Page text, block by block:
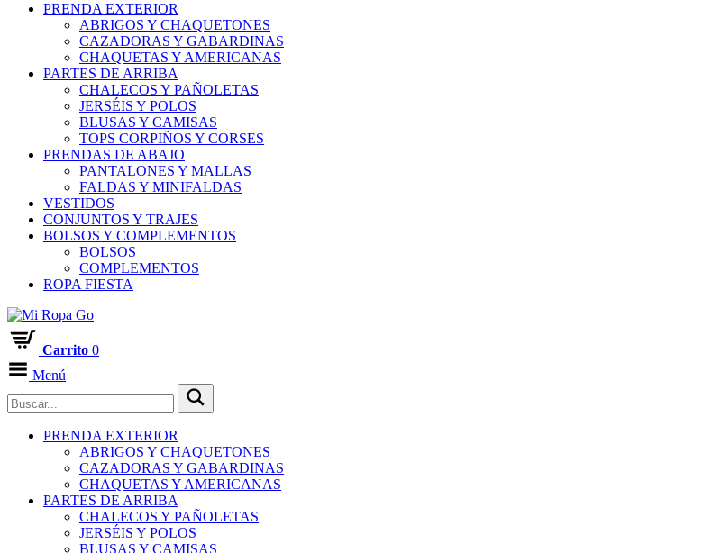
PRENDA EXTERIOR
ABRIGOS Y CHAQUETONES
CAZADORAS Y GABARDINAS
CHAQUETAS Y AMERICANAS
PARTES DE ARRIBA
CHALECOS Y PAÑOLETAS
JERSÉIS Y POLOS
BLUSAS Y CAMISAS
TOPS CORPIÑOS Y CORSES
PRENDAS DE ABAJO
PANTALONES Y MALLAS
FALDAS Y MINIFALDAS
VESTIDOS
CONJUNTOS Y TRAJES
BOLSOS Y COMPLEMENTOS
BOLSOS
COMPLEMENTOS
ROPA FIESTA
Carrito 0
Menú
PRENDA EXTERIOR
ABRIGOS Y CHAQUETONES
CAZADORAS Y GABARDINAS
CHAQUETAS Y AMERICANAS
PARTES DE ARRIBA
CHALECOS Y PAÑOLETAS
JERSÉIS Y POLOS
BLUSAS Y CAMISAS